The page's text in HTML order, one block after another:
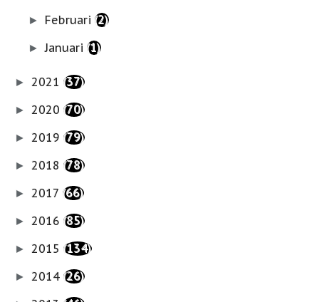
► Februari(2)
►Januari(1)
► 2021 (37)
► 2020 (70)
► 2019 (79)
► 2018 (78)
► 2017 (66)
► 2016 (85)
► 2015 (134)
► 2014 (26)